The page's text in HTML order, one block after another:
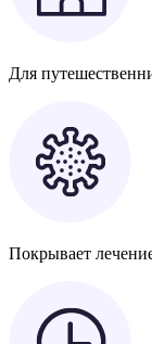
Для
Покрывает